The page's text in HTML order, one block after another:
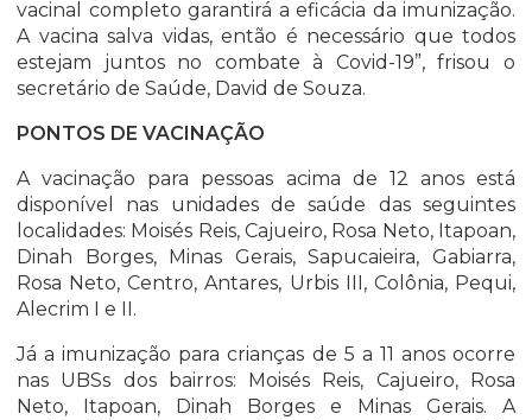
vacinal completo garantirá a eficácia da imunização.
A vacina salva vidas, então é necessário que todos
estejam juntos no combate à Covid-19”, frisou o
secretário de Saúde, David de Souza.
PONTOS DE VACINAÇÃO
A vacinação para pessoas acima de 12 anos está
disponível nas unidades de saúde das seguintes
localidades: Moisés Reis, Cajueiro, Rosa Neto, Itapoan,
Dinah Borges, Minas Gerais, Sapucaieira, Gabiarra,
Rosa Neto, Centro, Antares, Urbis III, Colônia, Pequi,
Alecrim I e II.
Já a imunização para crianças de 5 a 11 anos ocorre
nas UBSs dos bairros: Moisés Reis, Cajueiro, Rosa
Neto, Itapoan, Dinah Borges e Minas Gerais. A